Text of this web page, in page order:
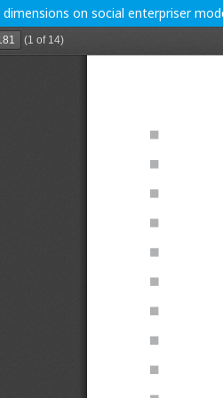
on social enterpriser